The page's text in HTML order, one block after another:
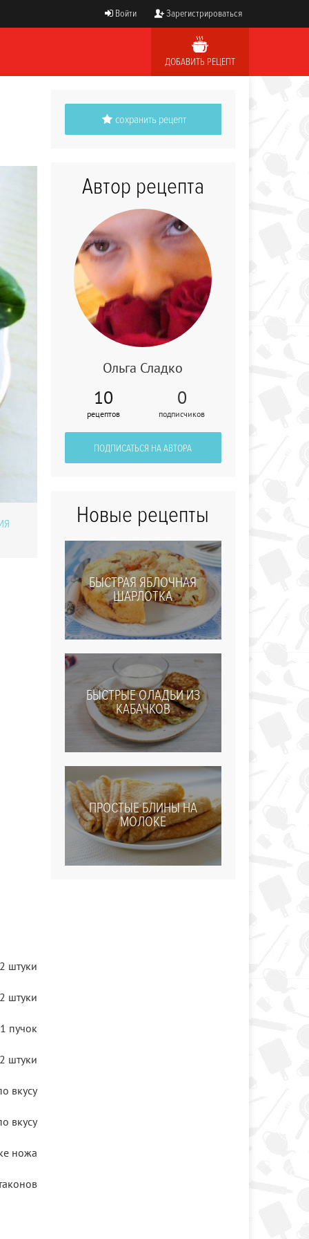
Войти Зарегистрироваться
ДОБАВИТЬ РЕЦЕПТ
Закуска-канапе
"Восхищение"
штуки
штуки
1 пучок
штуки
вкусу
вкусу
ножа
сохранить рецепт
Автор рецепта
Ольга Сладко
10
рецептов
0
подписчиков
ПОДПИСАТЬСЯ НА АВТОРА
Новые рецепты
БЫСТРАЯ ЯБЛОЧНАЯ
ШАРЛОТКА
БЫСТРЫЕ ОЛАДЬИ ИЗ
КАБАЧКОВ
ПРОСТЫЕ БЛИНЫ НА
МОЛОКЕ